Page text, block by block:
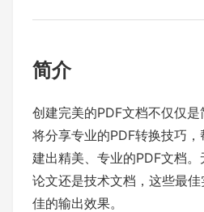
简介
创建完美的PDF文档不仅仅
将分享专业的PDF转换技巧
建出精美、专业的PDF文档
论文还是技术文档，这些最
佳的输出效果。